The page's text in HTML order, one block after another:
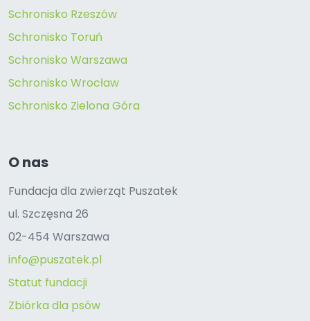
Schronisko Rzeszów
Schronisko Toruń
Schronisko Warszawa
Schronisko Wrocław
Schronisko Zielona Góra
O nas
Fundacja dla zwierząt Puszatek
ul. Szczęsna 26
02-454 Warszawa
info@puszatek.pl
Statut fundacji
Zbiórka dla psów